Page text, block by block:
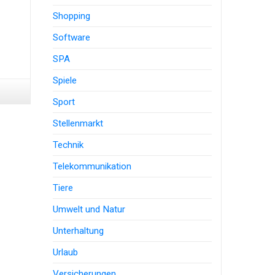
Shopping
Software
SPA
Spiele
Sport
Stellenmarkt
Technik
Telekommunikation
Tiere
Umwelt und Natur
Unterhaltung
Urlaub